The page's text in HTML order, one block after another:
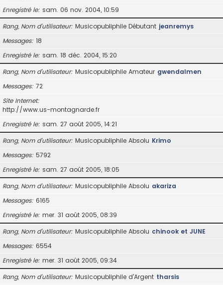
Enregistré le sam. 06 nov. 2004, 10:59
Rang, Nom d’utilisateur Musicopubliphile Débutant jeanremys
Messages 18
Enregistré le sam. 18 déc. 2004, 15:20
Rang, Nom d’utilisateur Musicopubliphile Amateur gwendalmen
Messages 72
Site Internet
http://www.us-montagnarde.fr
Enregistré le sam. 27 août 2005, 14:21
Rang, Nom d’utilisateur Musicopubliphile Absolu Krimo
Messages 5792
Enregistré le sam. 27 août 2005, 18:05
Rang, Nom d’utilisateur Musicopubliphile Absolu akariza
Messages 6165
Enregistré le mer. 31 août 2005, 08:39
Rang, Nom d’utilisateur Musicopubliphile Absolu chinook et JUNE
Messages 6554
Enregistré le mer. 31 août 2005, 09:34
Rang, Nom d’utilisateur Musicopubliphile d'Argent tharsis